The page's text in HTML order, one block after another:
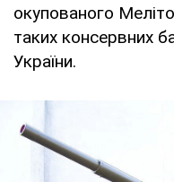
окупованого
таких консервних
України.